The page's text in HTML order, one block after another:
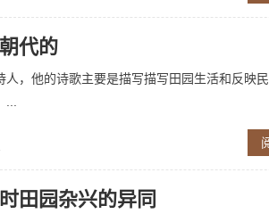
代的
人，他的诗歌主要是描写描写田园生活和反映
田园杂兴的异同